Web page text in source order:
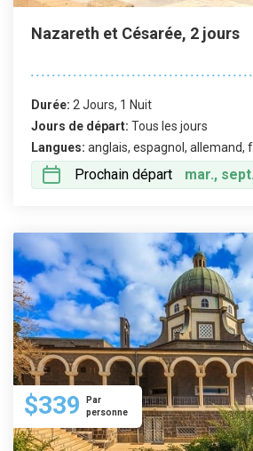
Nazareth et Césarée, 2 jours
Durée: 2 Jours, 1 Nuit
Jours de départ: Tous les jours
Langues: anglais, espagnol, allemand,
Prochain départ mar.,
$339
Par
personne